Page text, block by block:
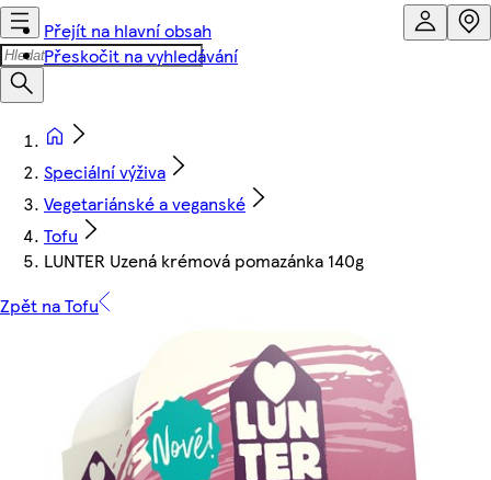
Přejít na hlavní obsah
Přeskočit na vyhledávání
Speciální výživa
Vegetariánské a veganské
Tofu
LUNTER Uzená krémová pomazánka 140g
Zpět na Tofu